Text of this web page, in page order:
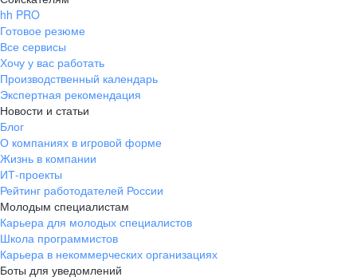
hh PRO
Готовое резюме
Все сервисы
Хочу у вас работать
Производственный календарь
Экспертная рекомендация
Новости и статьи
Блог
О компаниях в игровой форме
Жизнь в компании
ИТ-проекты
Рейтинг работодателей России
Молодым специалистам
Карьера для молодых специалистов
Школа программистов
Карьера в некоммерческих организациях
Боты для уведомлений